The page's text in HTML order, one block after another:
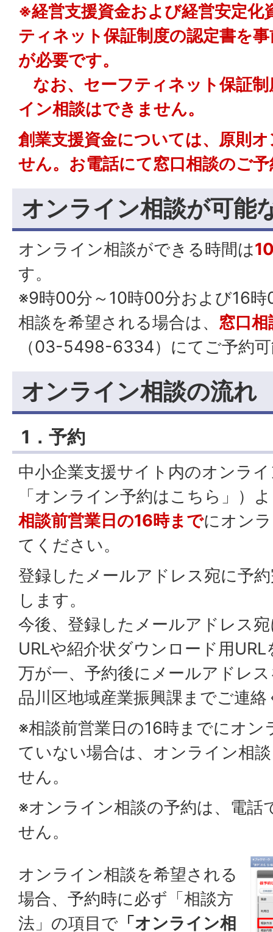
※経営支援資金および経営安定化
ティネット保証制度の認定書を
が必要です。
なお、セーフティネット保証
イン相談はできません。
創業支援資金については、原則
せん。お電話にて窓口相談のご
オンライン相談が可能
オンライン相談ができる時間は
す。
※9時00分～10時00分および16
相談を希望される場合は、 窓口
（03-5498-6334）にてご予約
オンライン相談の流れ
1．予約
中小企業支援サイト内のオンラ
「オンライン予約はこちら」）
相談前営業日の16時までにオン
てください。
登録したメールアドレス宛に予
します。
今後、登録したメールアドレス
URLや紹介状ダウンロード用
万が一、予約後にメールアドレ
品川区地域産業振興課までご連
※相談前営業日の16時までにオン
ていない場合は、オンライン相
せん。
※オンライン相談の予約は、電話
せん。
オンライン相談を希望される
場合、予約時に必ず「相談方
法」の項目で 「オンライン相